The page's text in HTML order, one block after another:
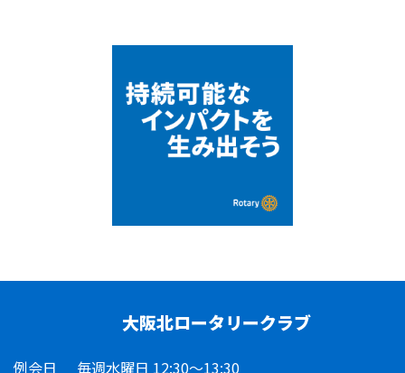
大阪北ロータリークラブ
例会日 毎週水曜日 12:30～13:30